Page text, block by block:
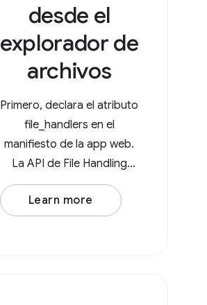
desde el
explorador de
archivos
Primero, declara el atributo
file_handlers en el
manifiesto de la app web.
La API de File Handling
requiere que especifiques
la propiedad action (una
Learn more